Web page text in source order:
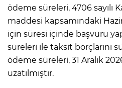
ödeme süreleri, 4706 sayılı
maddesi kapsamındaki
için süresi içinde başvuru
süreleri ile taksit borçlarını
ödeme süreleri, 31 Aralık
uzatılmıştır.